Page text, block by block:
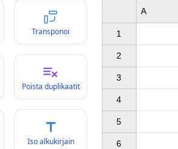
Transponoi
Poista duplikaatit
Iso alkukirjain
1
2
3
4
5
6
A